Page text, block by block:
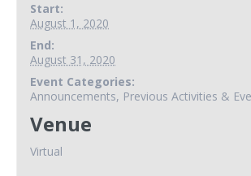
Start:
August 1, 2020
End:
August 31, 2020
Event Categories:
Announcements, Previous Activities &
Venue
Virtual